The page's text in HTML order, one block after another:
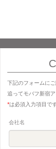
下記のフォームに
追ってモバフ新宿
*は必須入力項目で
会社名